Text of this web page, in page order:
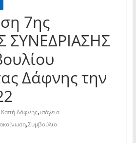
7ης
ΣΥΝΕΔΡΙΑΣΗΣ
Δάφνης την
Δάφνης,ισόγεια
,Συμβούλιο